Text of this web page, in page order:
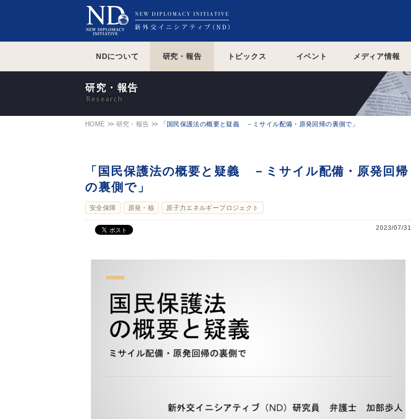
NDについて 研究・報告 トピックス イベント メディア情報
HOME 研究・報告 「国民保護法の概要と疑義 －ミサイル配備・原発回帰の裏側で」
研究・報告
「国民保護法の概要と疑義 －ミサイル配備・原発回帰
の裏側で」
安全保障 原発・核 原子力エネルギープロジェクト
2023/07/31